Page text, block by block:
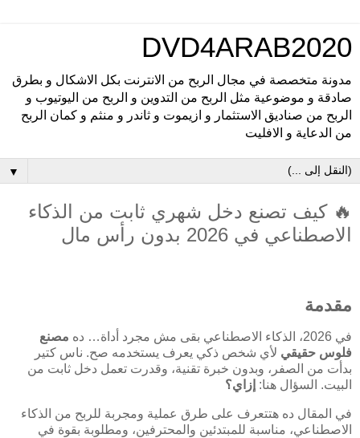
DVD4ARAB2020
مدونة متخصصة في مجال الربح من الانترنت بكل الاشكال و بطرق
صادقة و موضوعية مثل الربح من التدوين و الربح من اليوتيوب و
الربح من صناديق الاستثمار و ازيموت و ثاندر و منثم و كمان الربح
من الدعاية و الافليت
▼
🔥 كيف تصنع دخل شهري ثابت من الذكاء
الاصطناعي في 2026 بدون رأس مال
مقدمة
في 2026، الذكاء الاصطناعي بقى مش مجرد أداة… ده
مصنع
فلوس حقيقي لأي شخص ذكي يعرف يستخدمه صح. ناس كتير
بدأت من الصفر، وبدون خبرة تقنية، وقدرت تعمل دخل ثابت من
البيت. السؤال هنا: إزاي؟
في المقال ده هتتعرف على طرق عملية ومجربة للربح من الذكاء
الاصطناعي، مناسبة للمبتدئين والمحترفين، ومطلوبة بقوة في